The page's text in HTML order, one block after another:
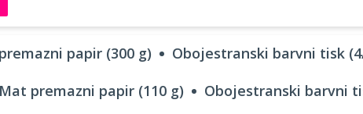
papir (300 g) Obojestranski barvni tisk
Mat premazni papir (110 g) Obojestranski barvni